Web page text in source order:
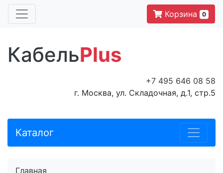
Корзина 0
КабельPlus
+7 495 646 08 58
г. Москва, ул. Складочная, д.1, стр.5
Каталог
Главная